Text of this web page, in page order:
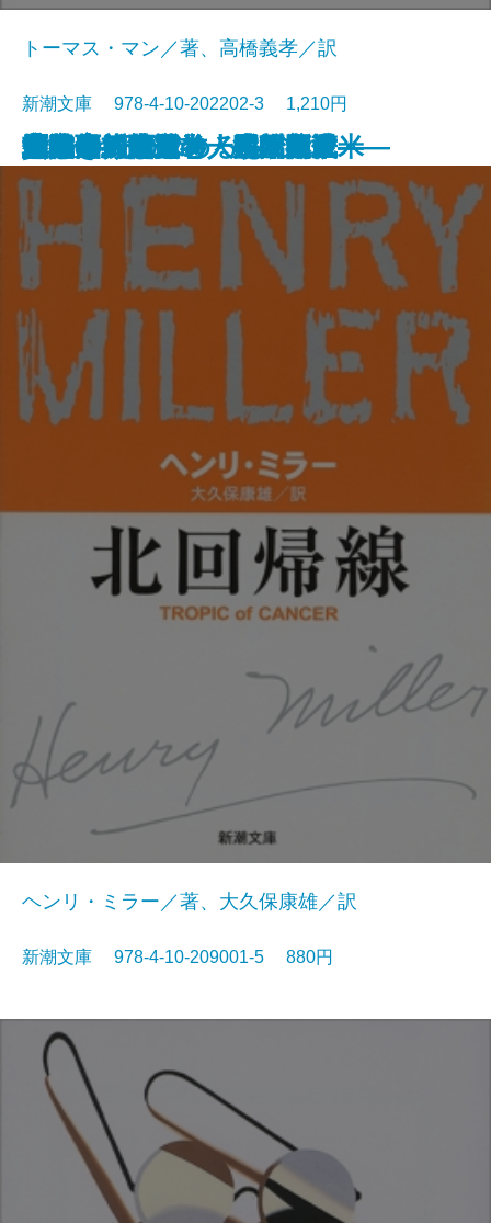
貧しき人びと
未成年〔下〕
未成年〔上〕
壁
青梅雨
忘却の河
エミリーの求めるもの
魔の山〔下〕
雁の寺・越前竹人形
魔の山〔上〕
トーマス・マン／著、高橋義孝／訳
新潮文庫 978-4-10-202202-3 1,210円
北回帰線
ヘンリ・ミラー／著、大久保康雄／訳
新潮文庫 978-4-10-209001-5 880円
勝海舟―第五巻・江戸開城―
勝海舟―第六巻・明治新政―
勝海舟―第三巻・長州征伐―
勝海舟―第四巻・大政奉還―
他人の顔
河童・或阿呆の一生
勝海舟―第一巻・黒船渡来―
勝海舟―第二巻・咸臨丸渡米―
地獄変・偸盗